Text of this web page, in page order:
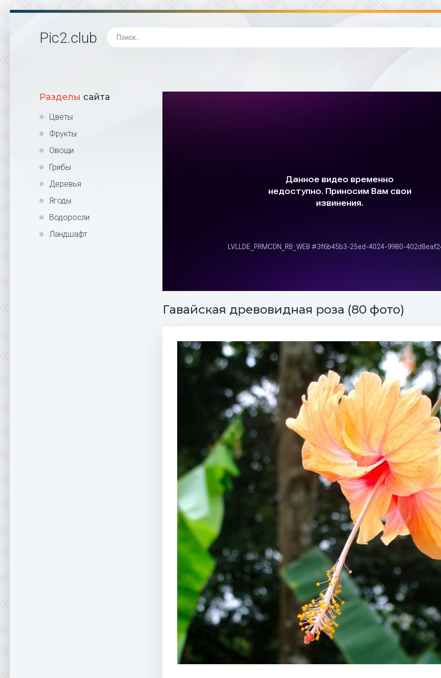
Pic2.club
Разделы сайта
Цветы
Фрукты
Овощи
Грибы
Деревья
Ягоды
Водоросли
Ландшафт
Гавайская древовидная роза (80 фото)